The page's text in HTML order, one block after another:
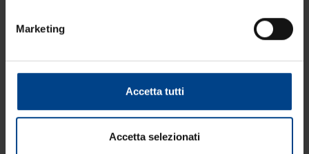
Marketing
Accetta tutti
Accetta selezionati
precedente:elezione consiglio d'amministrazione per il triennio
2024/2026
il valore di fare sistema